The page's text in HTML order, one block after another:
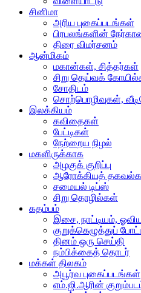
சினிமா
அரிய புகைப்படங்கள்
பிரபலங்களின்
திரை விமர்சனம்
ஆன்மிகம்
மகான்கள், சித்தர்கள்
சிறு தெய்வக்
சோதிடம்
சொற்பொழிவுகள்,
இலக்கியம்
கவிதைகள்
பேட்டிகள்
நேற்றைய நிழல்
மகளிருக்காக
அழகுக் குறிப்பு
ஆரோக்கியத்
சமையல் டிப்ஸ்
சிறு தொழில்கள்
கதம்பம்
இசை, நாட்டியம்,
குறுக்கெழுத்துப்
தினம் ஒரு செய்தி
நம்பிக்கைத் தொடர்
மக்கள் திலகம்
அபூர்வ புகைப்படங்கள்
எம்.ஜி.ஆரின்